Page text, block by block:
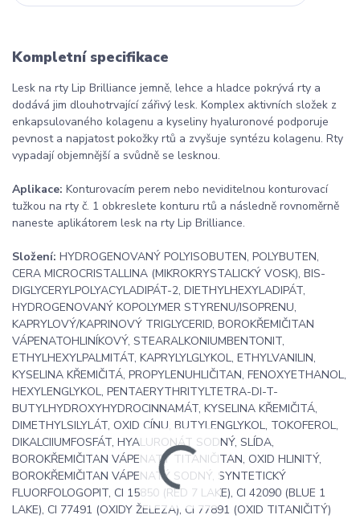
Kompletní specifikace
Lesk na rty Lip Brilliance jemně, lehce a hladce pokrývá rty a
dodává jim dlouhotrvající zářivý lesk. Komplex aktivních složek z
enkapsulovaného kolagenu a kyseliny hyaluronové podporuje
pevnost a napjatost pokožky rtů a zvyšuje syntézu kolagenu. Rty
vypadají objemnější a svůdně se lesknou.
Aplikace: Konturovacím perem nebo neviditelnou konturovací
tužkou na rty č. 1 obkreslete konturu rtů a následně rovnoměrně
naneste aplikátorem lesk na rty Lip Brilliance.
Složení: HYDROGENOVANÝ POLYISOBUTEN, POLYBUTEN,
CERA MICROCRISTALLINA (MIKROKRYSTALICKÝ VOSK), BIS-
DIGLYCERYLPOLYACYLADIPÁT-2, DIETHYLHEXYLADIPÁT,
HYDROGENOVANÝ KOPOLYMER STYRENU/ISOPRENU,
KAPRYLOVÝ/KAPRINOVÝ TRIGLYCERID, BOROKŘEMIČITAN
VÁPENATOHLINÍKOVÝ, STEARALKONIUMBENTONIT,
ETHYLHEXYLPALMITÁT, KAPRYLYLGLYKOL, ETHYLVANILIN,
KYSELINA KŘEMIČITÁ, PROPYLENUHLIČITAN, FENOXYETHANOL,
HEXYLENGLYKOL, PENTAERYTHRITYLTETRA-DI-T-
BUTYLHYDROXYHYDROCINNAMÁT, KYSELINA KŘEMIČITÁ,
DIMETHYLSILYLÁT, OXID CÍNU, BUTYLENGLYKOL, TOKOFEROL,
DIKALCIIUMFOSFÁT, HYALURONÁT SODNÝ, SLÍDA,
BOROKŘEMIČITAN VÁPENATÝ TITANIČITAN, OXID HLINITÝ,
BOROKŘEMIČITAN VÁPENATÝ SODNÝ, SYNTETICKÝ
FLUORFOLOGOPIT, CI 15850 (RED 7 LAKE), CI 42090 (BLUE 1
LAKE), CI 77491 (OXIDY ŽELEZA), CI 77891 (OXID TITANIČITÝ)